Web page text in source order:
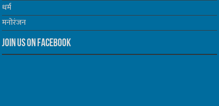
धर्म
मनोरंजन
Join us on Facebook